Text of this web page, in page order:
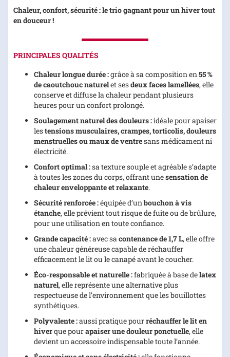
Chaleur, confort, sécurité : le trio gagnant pour un hiver tout
en douceur !
PRINCIPALES QUALITÉS
Chaleur longue durée :grâce à sa composition en55 %
de caoutchouc naturelet sesdeux faces lamellées, elle
conserve et diffuse la chaleur pendant plusieurs
heures pour un confort prolongé.
Soulagement naturel des douleurs :idéale pour apaiser
lestensions musculaires, crampes, torticolis, douleurs
menstruelles ou maux de ventresans médicament ni
électricité.
Confort optimal :sa texture souple et agréable s’adapte
à toutes les zones du corps, offrant unesensation de
chaleur enveloppante et relaxante.
Sécurité renforcée :équipée d’unbouchon à vis
étanche, elle prévient tout risque de fuite ou de brûlure,
pour une utilisation en toute confiance.
Grande capacité :avec sacontenance de 1,7 L, elle offre
une chaleur généreuse capable de réchauffer
efficacement le lit ou le canapé avant le coucher.
Éco-responsable et naturelle :fabriquée à base delatex
naturel, elle représente une alternative plus
respectueuse de l’environnement que les bouillottes
synthétiques.
Polyvalente :aussi pratique pourréchauffer le lit en
hiverque pourapaiser une douleur ponctuelle, elle
devient un accessoire indispensable toute l’année.